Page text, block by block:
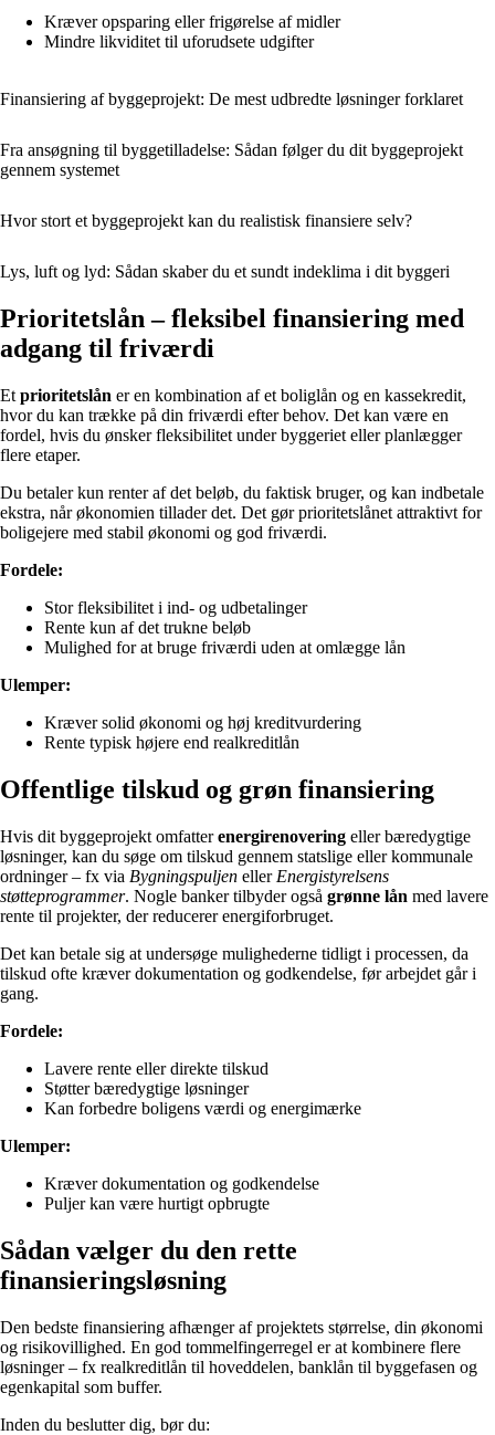
Kræver opsparing eller frigørelse af midler
Mindre likviditet til uforudsete udgifter
Finansiering af byggeprojekt: De mest udbredte løsninger forklaret
Fra ansøgning til byggetilladelse: Sådan følger du dit byggeprojekt
gennem systemet
Hvor stort et byggeprojekt kan du realistisk finansiere selv?
Lys, luft og lyd: Sådan skaber du et sundt indeklima i dit byggeri
Prioritetslån – fleksibel finansiering med
adgang til friværdi
Et prioritetslån er en kombination af et boliglån og en kassekredit,
hvor du kan trække på din friværdi efter behov. Det kan være en
fordel, hvis du ønsker fleksibilitet under byggeriet eller planlægger
flere etaper.
Du betaler kun renter af det beløb, du faktisk bruger, og kan indbetale
ekstra, når økonomien tillader det. Det gør prioritetslånet attraktivt for
boligejere med stabil økonomi og god friværdi.
Fordele:
Stor fleksibilitet i ind- og udbetalinger
Rente kun af det trukne beløb
Mulighed for at bruge friværdi uden at omlægge lån
Ulemper:
Kræver solid økonomi og høj kreditvurdering
Rente typisk højere end realkreditlån
Offentlige tilskud og grøn finansiering
Hvis dit byggeprojekt omfatterenergirenovering eller bæredygtige
løsninger, kan du søge om tilskud gennem statslige eller kommunale
ordninger – fx via Bygningspuljen eller Energistyrelsens
støtteprogrammer. Nogle banker tilbyder også grønne lån med lavere
rente til projekter, der reducerer energiforbruget.
Det kan betale sig at undersøge mulighederne tidligt i processen, da
tilskud ofte kræver dokumentation og godkendelse, før arbejdet går i
gang.
Fordele:
Lavere rente eller direkte tilskud
Støtter bæredygtige løsninger
Kan forbedre boligens værdi og energimærke
Ulemper:
Kræver dokumentation og godkendelse
Puljer kan være hurtigt opbrugte
Sådan vælger du den rette
finansieringsløsning
Den bedste finansiering afhænger af projektets størrelse, din økonomi
og risikovillighed. En god tommelfingerregel er at kombinere flere
løsninger – fx realkreditlån til hoveddelen, banklån til byggefasen og
egenkapital som buffer.
Inden du beslutter dig, bør du: